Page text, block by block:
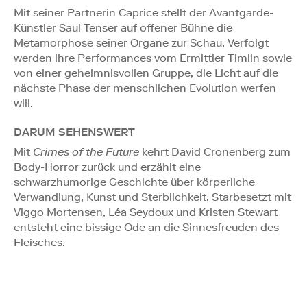
Mit seiner Partnerin Caprice stellt der Avantgarde-
Künstler Saul Tenser auf offener Bühne die
Metamorphose seiner Organe zur Schau. Verfolgt
werden ihre Performances vom Ermittler Timlin sowie
von einer geheimnisvollen Gruppe, die Licht auf die
nächste Phase der menschlichen Evolution werfen
will.
DARUM SEHENSWERT
Mit Crimes of the Future kehrt David Cronenberg zum
Body-Horror zurück und erzählt eine
schwarzhumorige Geschichte über körperliche
Verwandlung, Kunst und Sterblichkeit. Starbesetzt mit
Viggo Mortensen, Léa Seydoux und Kristen Stewart
entsteht eine bissige Ode an die Sinnesfreuden des
Fleisches.